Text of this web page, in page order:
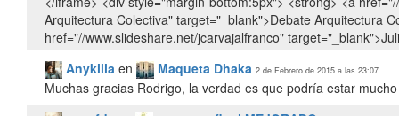
Arquitectura Colectiva" target="_blank">Debate Arquitectura
href="//www.slideshare.net/jcarvajalfranco"
Anykilla en Maqueta Dhaka 2 de Febrero de 2015 a las 23:07
Muchas gracias Rodrigo, la verdad es que podría estar